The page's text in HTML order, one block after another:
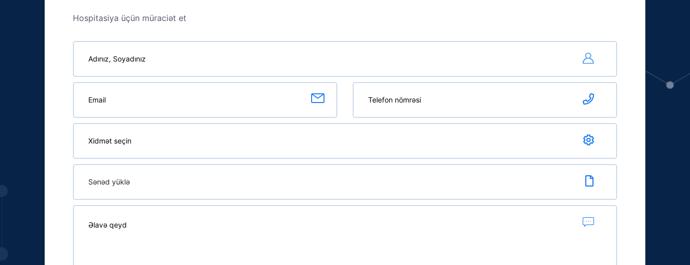
Hospitasiya üçün müraciət et
Sənəd yüklə